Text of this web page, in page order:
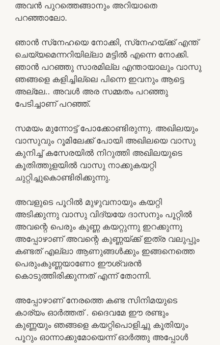
അവന്‍ പുറത്തെങ്ങാനും അറിയാതെ
പറഞ്ഞാലോ.
ഞാന്‍ സ്‌നേഹയെ നോക്കി, സ്‌നേഹയ്ക്ക് എന്ത്
ചെയ്യമെന്നറിയില്ലാ മട്ടില്‍ എന്നെ നോക്കി.
ഞാന്‍ പറഞ്ഞു സാരമില്ല എന്തായാലും വാസു
ഞങ്ങളെ കളിച്ചില്ലെ പിന്നെ ഇവനും ആട്ടെ
അല്ലേ.. അവള്‍ അര സമ്മതം പറഞ്ഞു
പേടിച്ചാണ് പറഞ്ഞ്.
സമയം മുന്നോട്ട് പോക്കോണ്ടിരുന്നു. അഖിലയും
വാസുവും റൂമിലേക്ക് പോയി അഖിലയെ വാസു
കുനിച്ച് കസേരയില്‍ നിറുത്തി അഖിലയുടെ
കൂതിത്തുളയില്‍ വാസു നാക്കുകയറ്റി
ചുറ്റിച്ചുകൊണ്ടിരിക്കുന്നു.
അവളുടെ പൂറില്‍ മുഴുവനായും കയറ്റി
അടിക്കുന്നു വാസു വിദ്യയേ ദാസനും പൂറ്റില്‍
അവന്റെ പെരും കുണ്ണ കയറ്റുന്നു ഇറക്കുന്നു
അപ്പോഴാണ് അവന്റെ കുണ്ണയ്ക്ക് ഇത്ര വലുപ്പും
കണ്ടത് എല്ലാ ആണുങ്ങള്‍ക്കും ഇങ്ങനെത്തെ
പെരുംകുണ്ണയാണോ ഈശ്വരന്‍
കൊടുത്തിരിക്കുന്നത് എന്ന് തോന്നി.
അപ്പോഴാണ് നേരത്തെ കണ്ട സിനിമയുടെ
കാര്യം ഓര്‍ത്തത് . ദൈവമേ ഈ രണ്ടും
കുണ്ണയും ഞങ്ങളെ കയറ്റിപൊളിച്ചു കൂതിയും
പൂറും ഓന്നാക്കുമോയെന്ന് ഓര്‍ത്തു അപ്പോള്‍